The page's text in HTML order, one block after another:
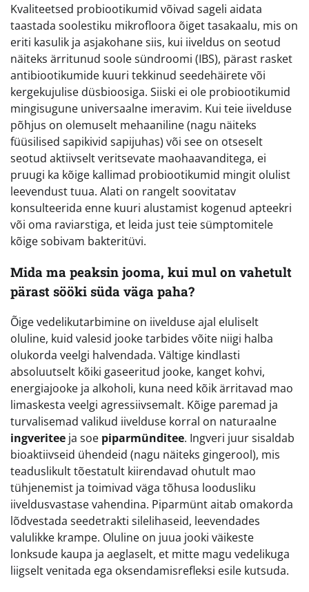
Kvaliteetsed probiootikumid võivad sageli aidata
taastada soolestiku mikrofloora õiget tasakaalu, mis on
eriti kasulik ja asjakohane siis, kui iiveldus on seotud
näiteks ärritunud soole sündroomi (IBS), pärast rasket
antibiootikumide kuuri tekkinud seedehäirete või
kergekujulise düsbioosiga. Siiski ei ole probiootikumid
mingisugune universaalne imeravim. Kui teie iivelduse
põhjus on olemuselt mehaaniline (nagu näiteks
füüsilised sapikivid sapijuhas) või see on otseselt
seotud aktiivselt veritsevate maohaavanditega, ei
pruugi ka kõige kallimad probiootikumid mingit olulist
leevendust tuua. Alati on rangelt soovitatav
konsulteerida enne kuuri alustamist kogenud apteekri
või oma raviarstiga, et leida just teie sümptomitele
kõige sobivam bakteritüvi.
Mida ma peaksin jooma, kui mul on vahetult
pärast sööki süda väga paha?
Õige vedelikutarbimine on iivelduse ajal eluliselt
oluline, kuid valesid jooke tarbides võite niigi halba
olukorda veelgi halvendada. Vältige kindlasti
absoluutselt kõiki gaseeritud jooke, kanget kohvi,
energiajooke ja alkoholi, kuna need kõik ärritavad mao
limaskesta veelgi agressiivsemalt. Kõige paremad ja
turvalisemad valikud iivelduse korral on naturaalne
ingveritee ja soe piparmünditee. Ingveri juur sisaldab
bioaktiivseid ühendeid (nagu näiteks gingerool), mis
teaduslikult tõestatult kiirendavad ohutult mao
tühjenemist ja toimivad väga tõhusa loodusliku
iiveldusvastase vahendina. Piparmünt aitab omakorda
lõdvestada seedetrakti silelihaseid, leevendades
valulikke krampe. Oluline on juua jooki väikeste
lonksude kaupa ja aeglaselt, et mitte magu vedelikuga
liigselt venitada ega oksendamisrefleksi esile kutsuda.